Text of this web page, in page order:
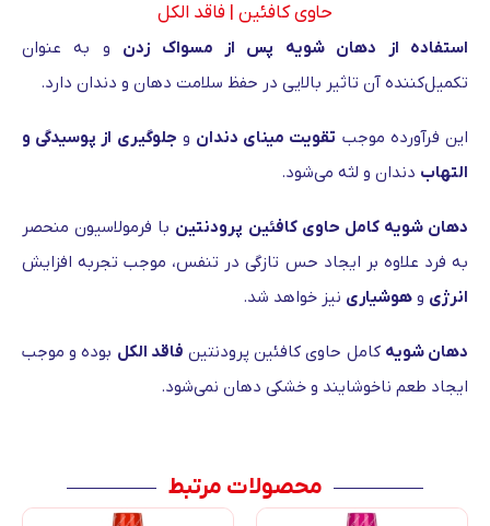
حاوی کافئین | فاقد الکل
استفاده از دهان شویه پس از مسواک زدن و به عنوان
تکمیل‌کننده آن تاثیر بالایی در حفظ سلامت دهان و دندان دارد.
این فرآورده موجب تقویت مینای دندان و جلوگیری از پوسیدگی و
التهاب دندان و لثه می‌شود.
دهان شویه کامل حاوی کافئین پرودنتین با فرمولاسیون منحصر
به فرد علاوه بر ایجاد حس تازگی در تنفس، موجب تجربه افزایش
انرژی و هوشیاری نیز خواهد شد.
دهان شویه کامل حاوی کافئین پرودنتین فاقد الکل بوده و موجب
ایجاد طعم ناخوشایند و خشکی دهان نمی‌شود.
محصولات مرتبط